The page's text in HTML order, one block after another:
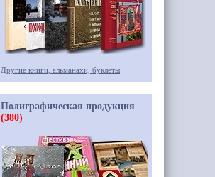
Другие книги, альманахи, буклеты
Полиграфическая продукция
(380)